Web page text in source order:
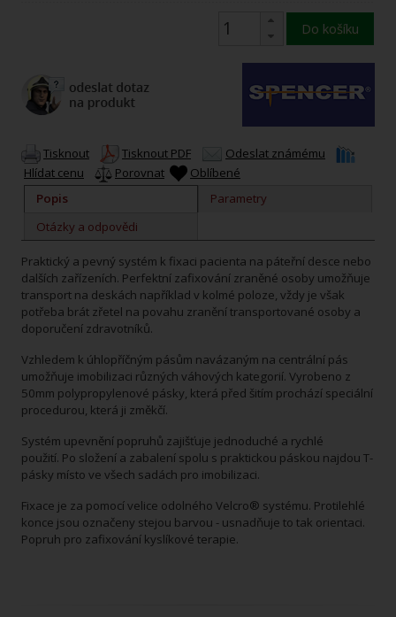
Do košíku
Tisknout Tisknout PDF
Odeslat známému
Hlídat cenu
Porovnat
Oblíbené
Popis
Parametry
Otázky a odpovědi
Praktický a pevný systém k fixaci pacienta na páteřní desce nebo
dalších zařízeních. Perfektní zafixování zraněné osoby umožňuje
transport na deskách například v kolmé poloze, vždy je však
potřeba brát zřetel na povahu zranění transportované osoby a
doporučení zdravotníků.
Vzhledem k úhlopříčným pásům navázaným na centrální pás
umožňuje imobilizaci různých váhových kategorií. Vyrobeno z
50mm polypropylenové pásky, která před šitím prochází speciální
procedurou, která ji změkčí.
Systém upevnění popruhů zajišťuje jednoduché a rychlé
použití. Po složení a zabalení spolu s praktickou páskou najdou T-
pásky místo ve všech sadách pro imobilizaci.
Fixace je za pomocí velice odolného Velcro® systému. Protilehlé
konce jsou označeny stejou barvou - usnadňuje to tak orientaci.
Popruh pro zafixování kyslíkové terapie.